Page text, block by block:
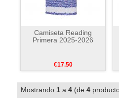
Camiseta Reading
Primera 2025-2026
€17.50
Mostrando 1 a 4 (de 4